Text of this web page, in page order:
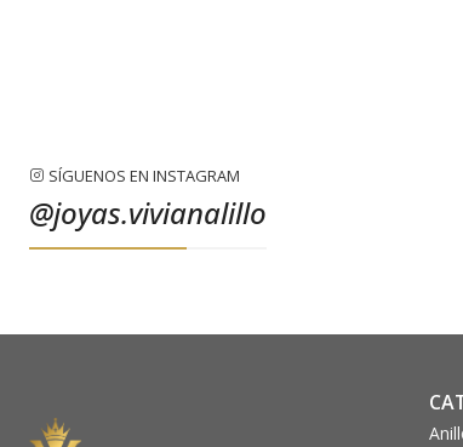
SÍGUENOS EN INSTAGRAM
@joyas.vivianalillo